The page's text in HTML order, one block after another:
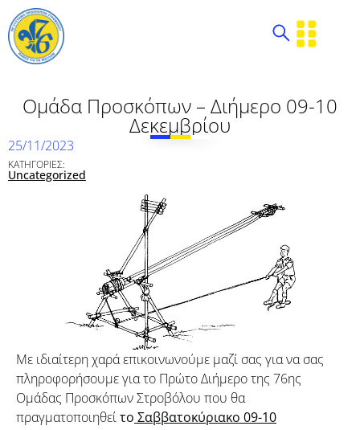
Ομάδα Προσκόπων – Διήμερο 09-10
Δεκεμβρίου
25/11/2023
ΚΑΤΗΓΟΡΙΕΣ:
Uncategorized
Με ιδιαίτερη χαρά επικοινωνούμε μαζί σας για να σας
πληροφορήσουμε για το Πρώτο Διήμερο της 76ης
Ομάδας Προσκόπων Στροβόλου που θα
πραγματοποιηθείτο Σαββατοκύριακο 09-10